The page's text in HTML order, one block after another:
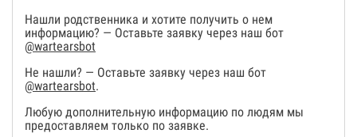
Нашли родственника и хотите получить о нем
информацию? — Оставьте заявку через наш бот
@wartearsbot
Не нашли? — Оставьте заявку через наш бот
@wartearsbot.
Любую дополнительную информацию по людям мы
предоставляем только по заявке.